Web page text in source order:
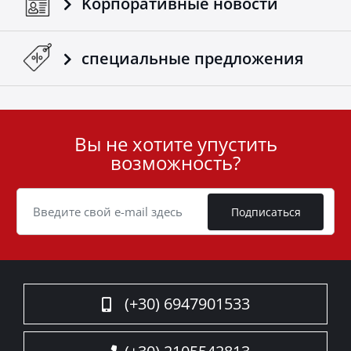
Еще один продукт 4х4, который успешно
дополняет ассортимент аксессуаров компании
Tessera4x4.
специальные предложения
Cookie
Вы не хотите упустить
возможность?
Подписаться
(+30) 6947901533